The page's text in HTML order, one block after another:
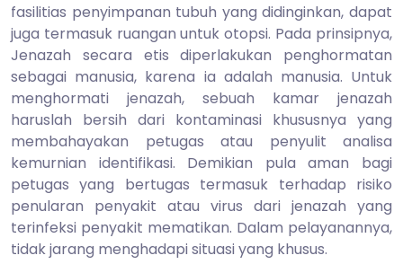
fasilitias penyimpanan tubuh yang didinginkan, dapat
juga termasuk ruangan untuk otopsi. Pada prinsipnya,
Jenazah secara etis diperlakukan penghormatan
sebagai manusia, karena ia adalah manusia. Untuk
menghormati jenazah, sebuah kamar jenazah
haruslah bersih dari kontaminasi khususnya yang
membahayakan petugas atau penyulit analisa
kemurnian identifikasi. Demikian pula aman bagi
petugas yang bertugas termasuk terhadap risiko
penularan penyakit atau virus dari jenazah yang
terinfeksi penyakit mematikan. Dalam pelayanannya,
tidak jarang menghadapi situasi yang khusus.